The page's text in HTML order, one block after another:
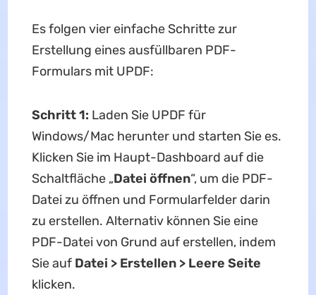
Es folgen vier einfache Schritte zur
Erstellung eines ausfüllbaren PDF-
Formulars mit UPDF:
Schritt 1: Laden Sie UPDF für
Windows/Mac herunter und starten Sie es.
Klicken Sie im Haupt-Dashboard auf die
Schaltfläche „Datei öffnen“, um die PDF-
Datei zu öffnen und Formularfelder darin
zu erstellen. Alternativ können Sie eine
PDF-Datei von Grund auf erstellen, indem
Sie aufDatei > Erstellen > Leere Seite
klicken.